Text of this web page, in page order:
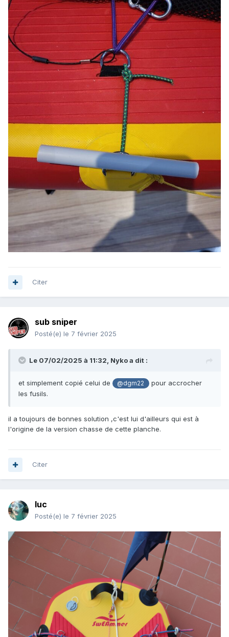
Citer
sub sniper
Posté(e) le 7 février 2025
Le 07/02/2025 à 11:32, Nykoa dit :
et simplement copié celui de @dgm22
pour accrocher
les fusils.
il a toujours de bonnes solution ,c'est lui d'ailleurs qui est à
l'origine de la version chasse de cette planche.
Citer
luc
Posté(e) le 7 février 2025